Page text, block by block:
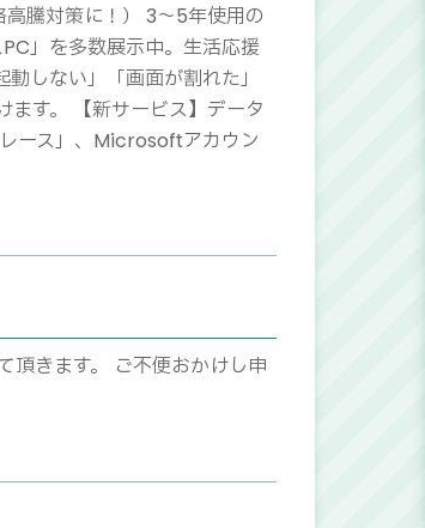
騰対策に！） 3〜5年使用の
」を多数展示中。生活応援
しない」「画面が割れた」
す。 【新サービス】データ
ース」、Microsoftアカウン
頂きます。 ご不便おかけし申